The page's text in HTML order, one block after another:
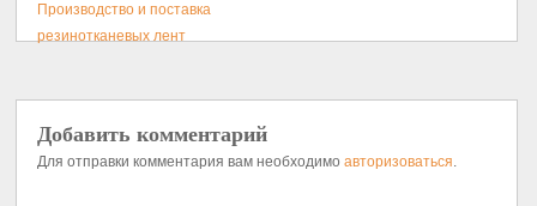
Производство и поставка
резинотканевых лент
Добавить комментарий
Для отправки комментария вам необходимоавторизоваться.